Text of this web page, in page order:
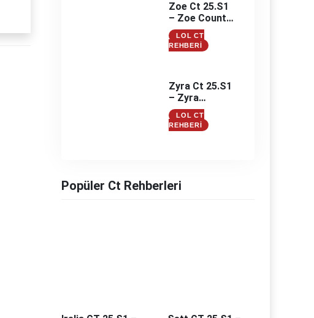
Zoe Ct 25.S1
– Zoe Counter
– Zoe
Counterleri
LOL CT
REHBERI
Zyra Ct 25.S1
– Zyra
Counter –
Zyra
Counterleri
LOL CT
REHBERI
Popüler Ct Rehberleri